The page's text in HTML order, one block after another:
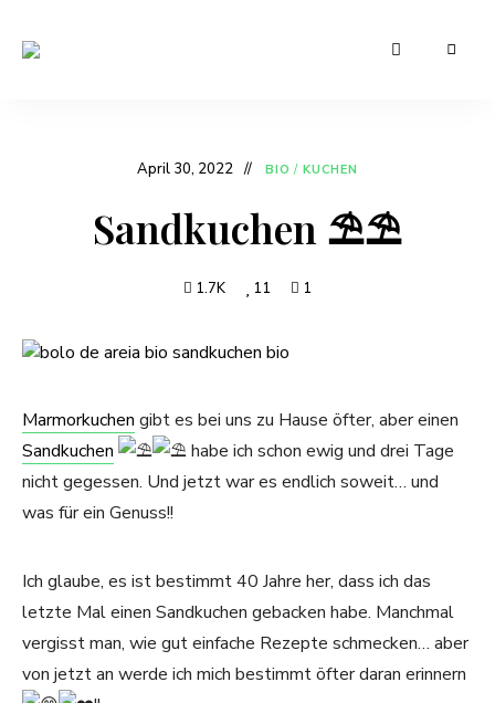
April 30, 2022 BIO / KUCHEN
Sandkuchen ⛱⛱
1.7K 11 1
Marmorkuchen gibt es bei uns zu Hause öfter, aber einen
Sandkuchen
habe ich schon ewig und drei Tage
nicht gegessen. Und jetzt war es endlich soweit… und
was für ein Genuss!!
Ich glaube, es ist bestimmt 40 Jahre her, dass ich das
letzte Mal einen Sandkuchen gebacken habe. Manchmal
vergisst man, wie gut einfache Rezepte schmecken… aber
von jetzt an werde ich mich bestimmt öfter daran erinnern